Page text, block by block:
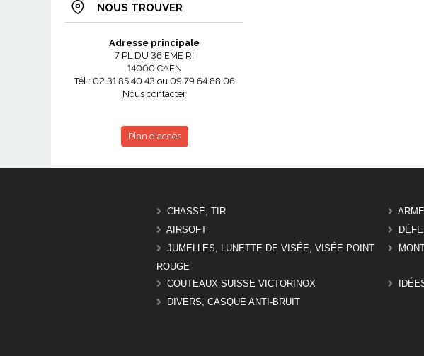
NOUS TROUVER
Adresse principale
7 PL DU 36 EME RI
14000 CAEN
Tél : 02 31 85 40 43 ou 09 79 64 88 06
Nous contacter
Plan d'accès
CHASSE, TIR
AIRSOFT
JUMELLES, LUNETTE DE VISÉE, VISÉE POINT
ROUGE
COUTEAUX SUISSE VICTORINOX
DIVERS, CASQUE ANTI-BRUIT